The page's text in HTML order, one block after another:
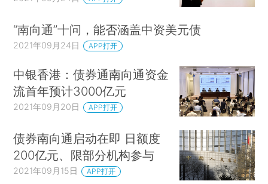
“南向通”十问，能否涵盖中资美元债
2021年09月24日 APP打开
中银香港：债券通南向通资金
流首年预计3000亿元
2021年09月20日 APP打开
债券南向通启动在即 日额度
200亿元、限部分机构参与
2021年09月15日 APP打开